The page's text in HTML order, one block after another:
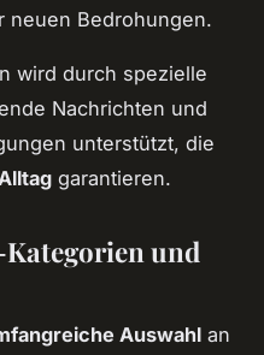
neuen Bedrohungen.
wird durch spezielle
Nachrichten und
unterstützt, die
garantieren.
und
Auswahl an